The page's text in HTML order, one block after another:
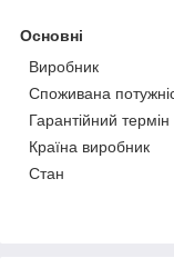
Основні
Виробник
Споживана
Гарантійний термін
Країна виробник
Стан